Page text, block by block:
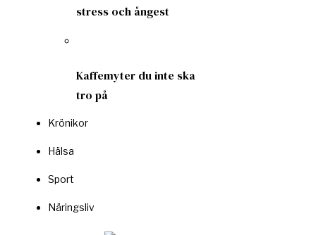
stress och ångest
Kaffemyter du inte ska
tro på
Krönikor
Hälsa
Sport
Näringsliv